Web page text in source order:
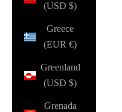
(USD $)
Greece
(EUR €)
Greenland
(USD $)
Grenada